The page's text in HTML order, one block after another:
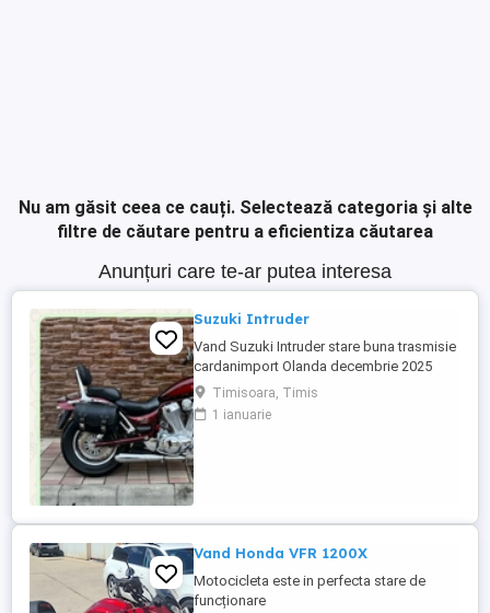
Nu am găsit ceea ce cauți. Selectează categoria și alte
filtre de căutare pentru a eficientiza căutarea
Anunțuri care te-ar putea interesa
Suzuki Intruder
Vand Suzuki Intruder stare buna trasmisie
cardanimport Olanda decembrie 2025
inmatriculat RO IN FEBRUARIE Nu raspund
la mesaje.Schimb cu ATV plus sau minus
diferenta
Timisoara, Timis
1 ianuarie
Vand Honda VFR 1200X
Motocicleta este in perfecta stare de
funcționare